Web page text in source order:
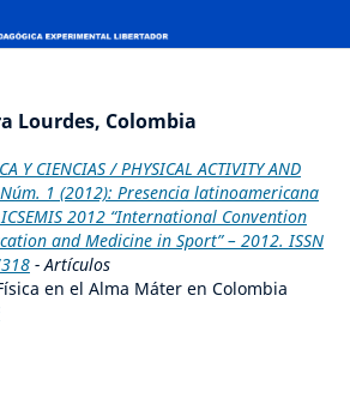
Lourdes, Colombia
Y CIENCIAS / PHYSICAL ACTIVITY AND
Núm. 1 (2012): Presencia latinoamericana
2012 “International Convention
and Medicine in Sport” – 2012. ISSN
- Artículos
en el Alma Máter en Colombia